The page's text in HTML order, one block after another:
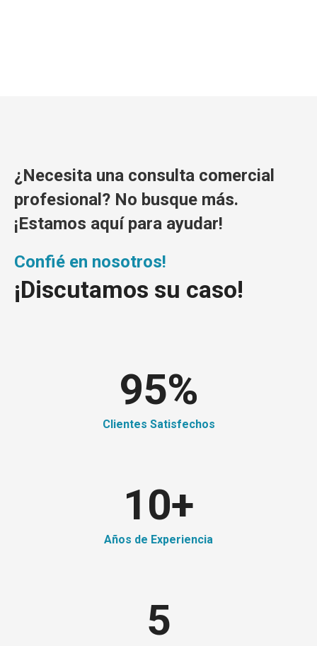
¿Necesita una consulta comercial
profesional? No busque más.
¡Estamos aquí para ayudar!
Confié en nosotros!
¡Discutamos su caso!
95%
Clientes Satisfechos
10+
Años de Experiencia
5